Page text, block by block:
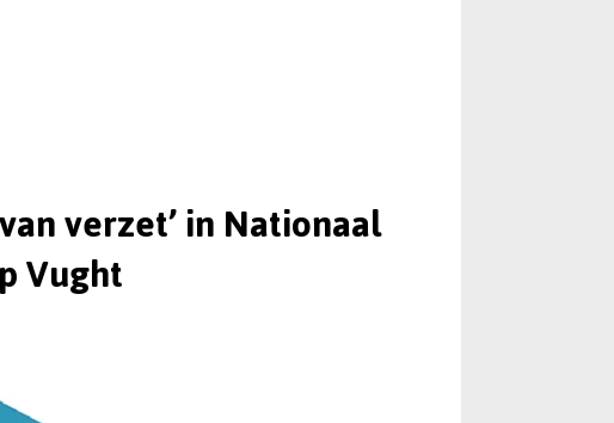
verzet’ in Nationaal
Vught